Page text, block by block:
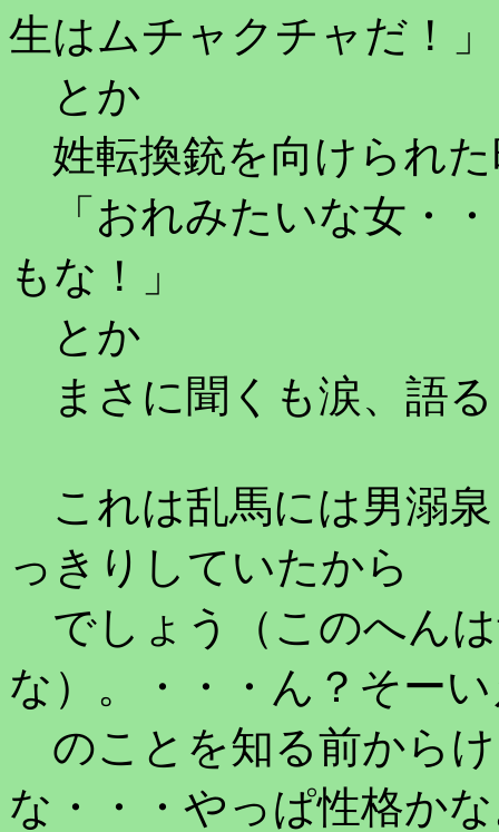
生はムチャクチャだ！」
とか
姓転換銃を向けられ
「おれみたいな女・
もな！」
とか
まさに聞くも涙、語
これは乱馬には男溺
っきりしていたから
でしょう（このへん
な）。・・・ん？そー
のことを知る前から
な・・・やっぱ性格か